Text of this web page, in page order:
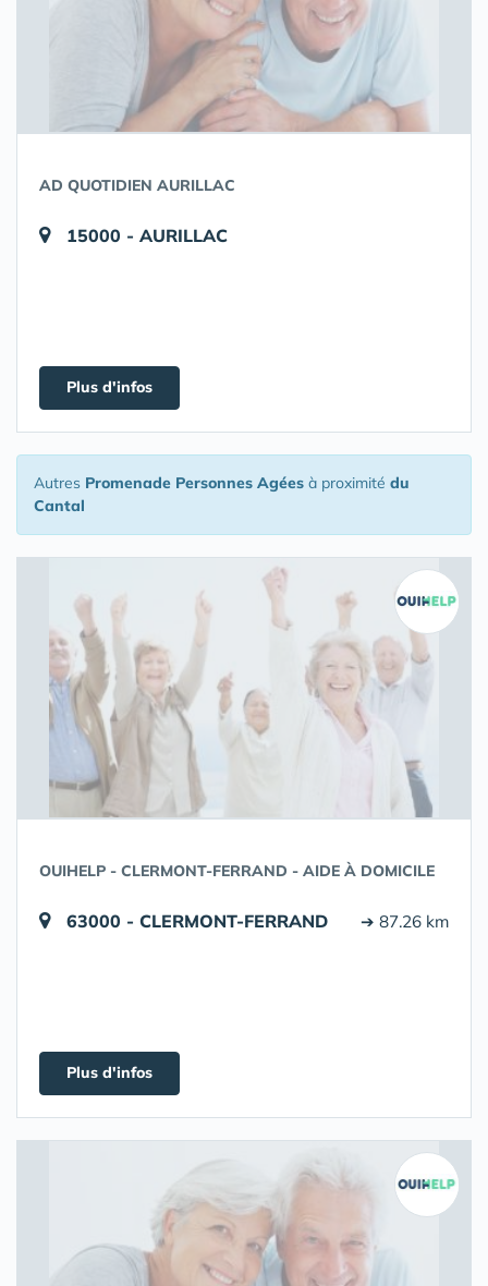
AD QUOTIDIEN AURILLAC
15000 - AURILLAC
Plus d'infos
Autres Promenade Personnes Agées à proximité du
Cantal
OUIHELP - CLERMONT-FERRAND - AIDE À DOMICILE
63000 - CLERMONT-FERRAND ➔ 87.26 km
Plus d'infos